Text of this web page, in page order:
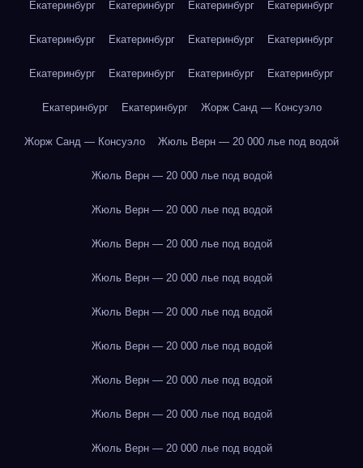
Екатеринбург Екатеринбург Екатеринбург Екатеринбург
Екатеринбург Екатеринбург Екатеринбург Екатеринбург
Екатеринбург Екатеринбург Екатеринбург Екатеринбург
Екатеринбург Екатеринбург Жорж Санд — Консуэло
Жорж Санд — Консуэло Жюль Верн — 20 000 лье под водой
Жюль Верн — 20 000 лье под водой
Жюль Верн — 20 000 лье под водой
Жюль Верн — 20 000 лье под водой
Жюль Верн — 20 000 лье под водой
Жюль Верн — 20 000 лье под водой
Жюль Верн — 20 000 лье под водой
Жюль Верн — 20 000 лье под водой
Жюль Верн — 20 000 лье под водой
Жюль Верн — 20 000 лье под водой